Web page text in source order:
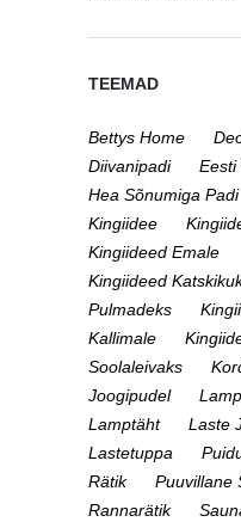
TEEMAD
Bettys Home
Diivanipadi
Eesti
Hea Sõnumiga Padi
Kingiidee
Kingiideed Emale
Kingiideed
Pulmadeks
Kallimale
Soolaleivaks
Joogipudel
Lamp
Lamptäht
Laste
Lastetuppa
Rätik
Puuvillane
Rannarätik